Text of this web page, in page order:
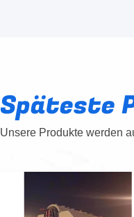
Späteste
Unsere Produkte werden